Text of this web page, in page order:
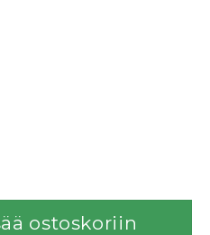
ostoskoriin